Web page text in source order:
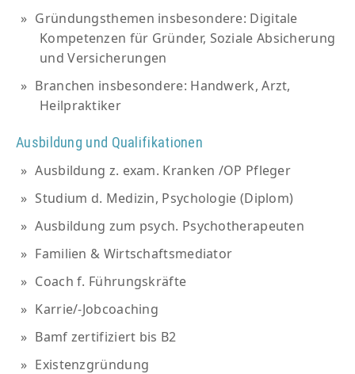
Gründungsthemen insbesondere: Digitale
Kompetenzen für Gründer, Soziale Absicherung
und Versicherungen
Branchen insbesondere: Handwerk, Arzt,
Heilpraktiker
Ausbildung und Qualifikationen
Ausbildung z. exam. Kranken /OP Pfleger
Studium d. Medizin, Psychologie (Diplom)
Ausbildung zum psych. Psychotherapeuten
Familien & Wirtschaftsmediator
Coach f. Führungskräfte
Karrie/-Jobcoaching
Bamf zertifiziert bis B2
Existenzgründung